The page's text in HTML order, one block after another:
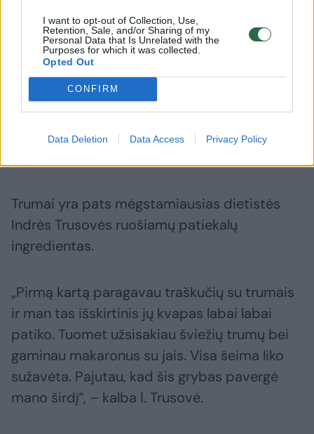
I want to opt-out of Collection, Use,
Retention, Sale, and/or Sharing of my
Personal Data that Is Unrelated with the
Purposes for which it was collected.
Opted Out
CONFIRM
Data Deletion Data Access Privacy Policy
Renginio akimirka.
Trumai yra pats mėgstamiausias dietistės
Indrės Trusovės ruošiamų patiekalų
ingredientas.
„Pirmą kartą paragavau traškučių su trumais
ir man tas išskirtinis jų kvapas labai labai
patiko. Tuomet užsisakiau šviežių trumų bei
gaminau makaronus su jais. Visa šeima liko
sužavėta. Pajutau, kad šis grybas pavergė
mano širdį“, – kalba I. Trusovė.